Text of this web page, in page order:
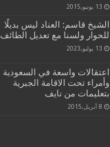
13 يونيو,2015
الشيخ قاسم: العناد ليس بديلًا
للحوار ولسنا مع تعديل الطائف
13 يوليو,2023
اعتقالات واسعة في السعودية
وأمراء تحت الاقامة الجبرية
بتعليمات من نايف
8 أبريل,2015